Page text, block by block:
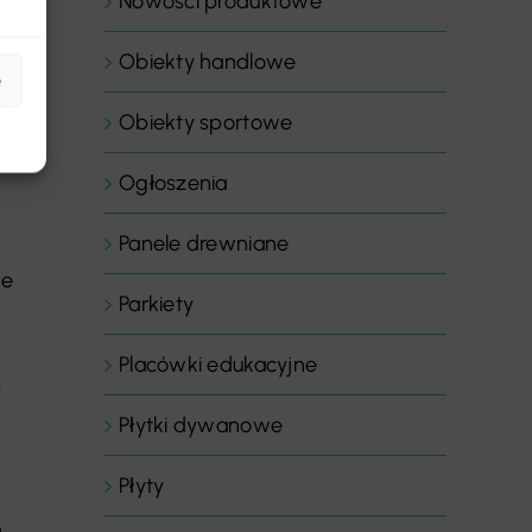
Obiekty handlowe
Obiekty sportowe
Ogłoszenia
Panele drewniane
Parkiety
Placówki edukacyjne
Płytki dywanowe
Płyty